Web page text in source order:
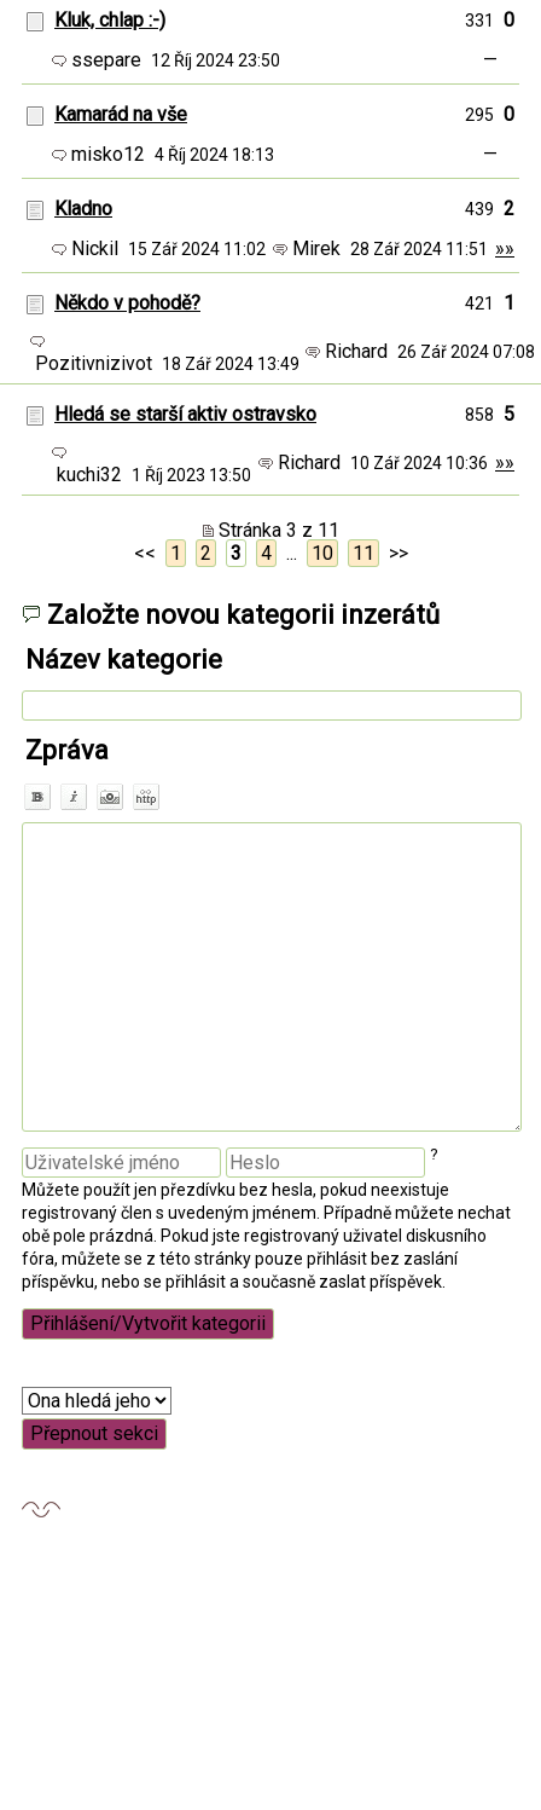
Kluk, chlap :-) 331
0
ssepare 12 Říj 2024 23:50 —
Kamarád na vše 295 0
misko12 4 Říj 2024 18:13 —
Kladno 439 2
Nickil 15 Zář 2024 11:02 Mirek 28 Zář 2024 11:51 »»
Někdo v pohodě? 421 1
Pozitivnizivot 18 Zář 2024 13:49
Richard 26 Zář 2024 07:08
Hledá se starší aktiv ostravsko 858 5
kuchi32 1 Říj 2023 13:50
Richard 10 Zář 2024 10:36 »»
Stránka 3 z 11
<<
1 2 3 4 ... 10 11 >>
Založte novou kategorii inzerátů
Název kategorie
Zpráva
?
Můžete použít jen přezdívku bez hesla, pokud neexistuje
registrovaný člen s uvedeným jménem. Případně můžete nechat
obě pole prázdná. Pokud jste registrovaný uživatel diskusního
fóra, můžete se z této stránky pouze přihlásit bez zaslání
příspěvku, nebo se přihlásit a současně zaslat příspěvek.